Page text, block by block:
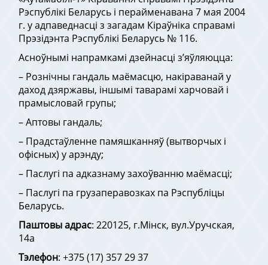
Рэспублікі Беларусь і перайменавана 7 мая 2004
г. у адпаведнасці з загадам Кіраўніка справамі
Прэзідэнта Рэспублікі Беларусь № 116.
Асноўнымі напрамкамі дзейнасці з’яўляюцца:
– Рознiчны гандаль маёмасцю, накiраванай у
даход дзяржавы, іншымі таварамі харчовай і
прамысловай групы;
– Аптовы гандаль;
– Прадстаўленне памяшканняў (вытворчых і
офісных) у арэнду;
– Паслугі па адказнаму захоўванню маёмасці;
– Паслугі па грузаперавозках па Рэспубліцы
Беларусь.
Паштовы адрас: 220125, г.Мінск, вул.Уручская,
14а
Тэлефон: +375 (17) 357 29 37